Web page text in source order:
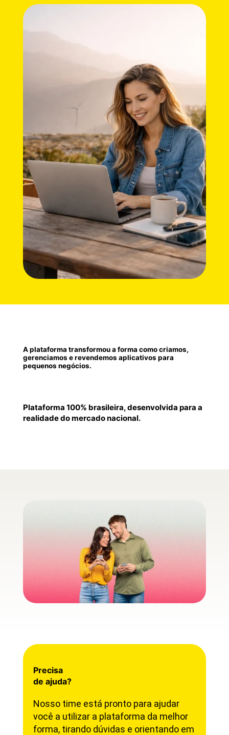
A plataforma transformou a forma como criamos,
gerenciamos e revendemos aplicativos para
pequenos negócios.
Plataforma 100% brasileira, desenvolvida para a
realidade do mercado nacional.
Precisa
de ajuda?
Nosso time está pronto para ajudar
você a utilizar a plataforma da melhor
forma, tirando dúvidas e orientando em